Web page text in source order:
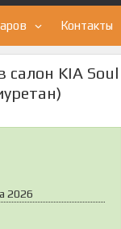
Контакты
салон KIA Soul
2026